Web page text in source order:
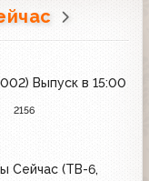
Выпуск в 15:00
2156
Сейчас (ТВ-6,